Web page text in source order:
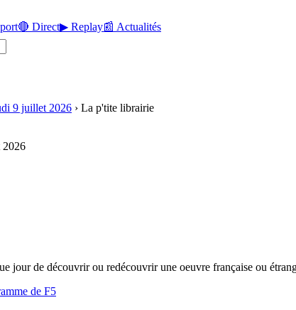
🔴 Direct▶ Replay📰 Actualités
9 juillet 2026 › La p'tite librairie
jour de découvrir ou redécouvrir une oeuvre française ou
de F5